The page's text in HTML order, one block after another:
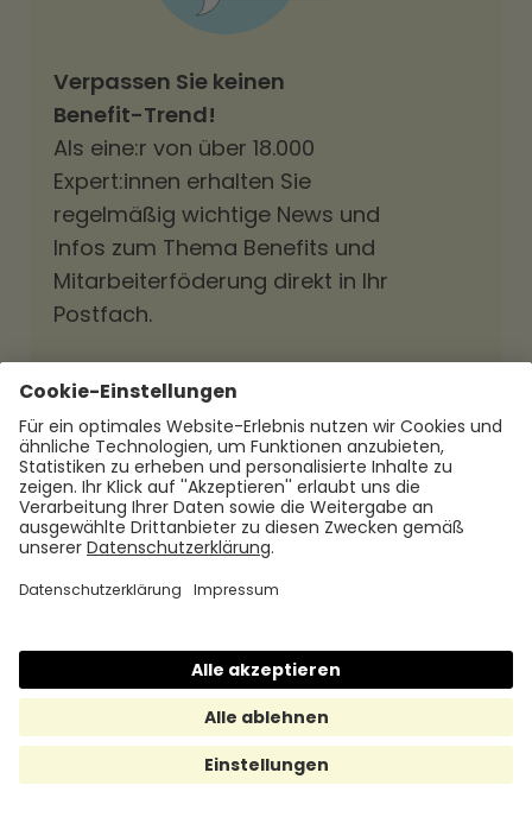
Verpassen Sie keinen
Benefit-Trend!
Als eine:r von über 18.000
Expert:innen erhalten Sie
regelmäßig wichtige News und
Infos zum Thema Benefits und
Mitarbeiterföderung direkt in Ihr
Postfach.
Mit dem Absenden dieses Formulars
stimmen Sie der Kontaktaufnahme zur
Übermittlung der gewünschten Inhalte und
von Informationen zu Leistungen und